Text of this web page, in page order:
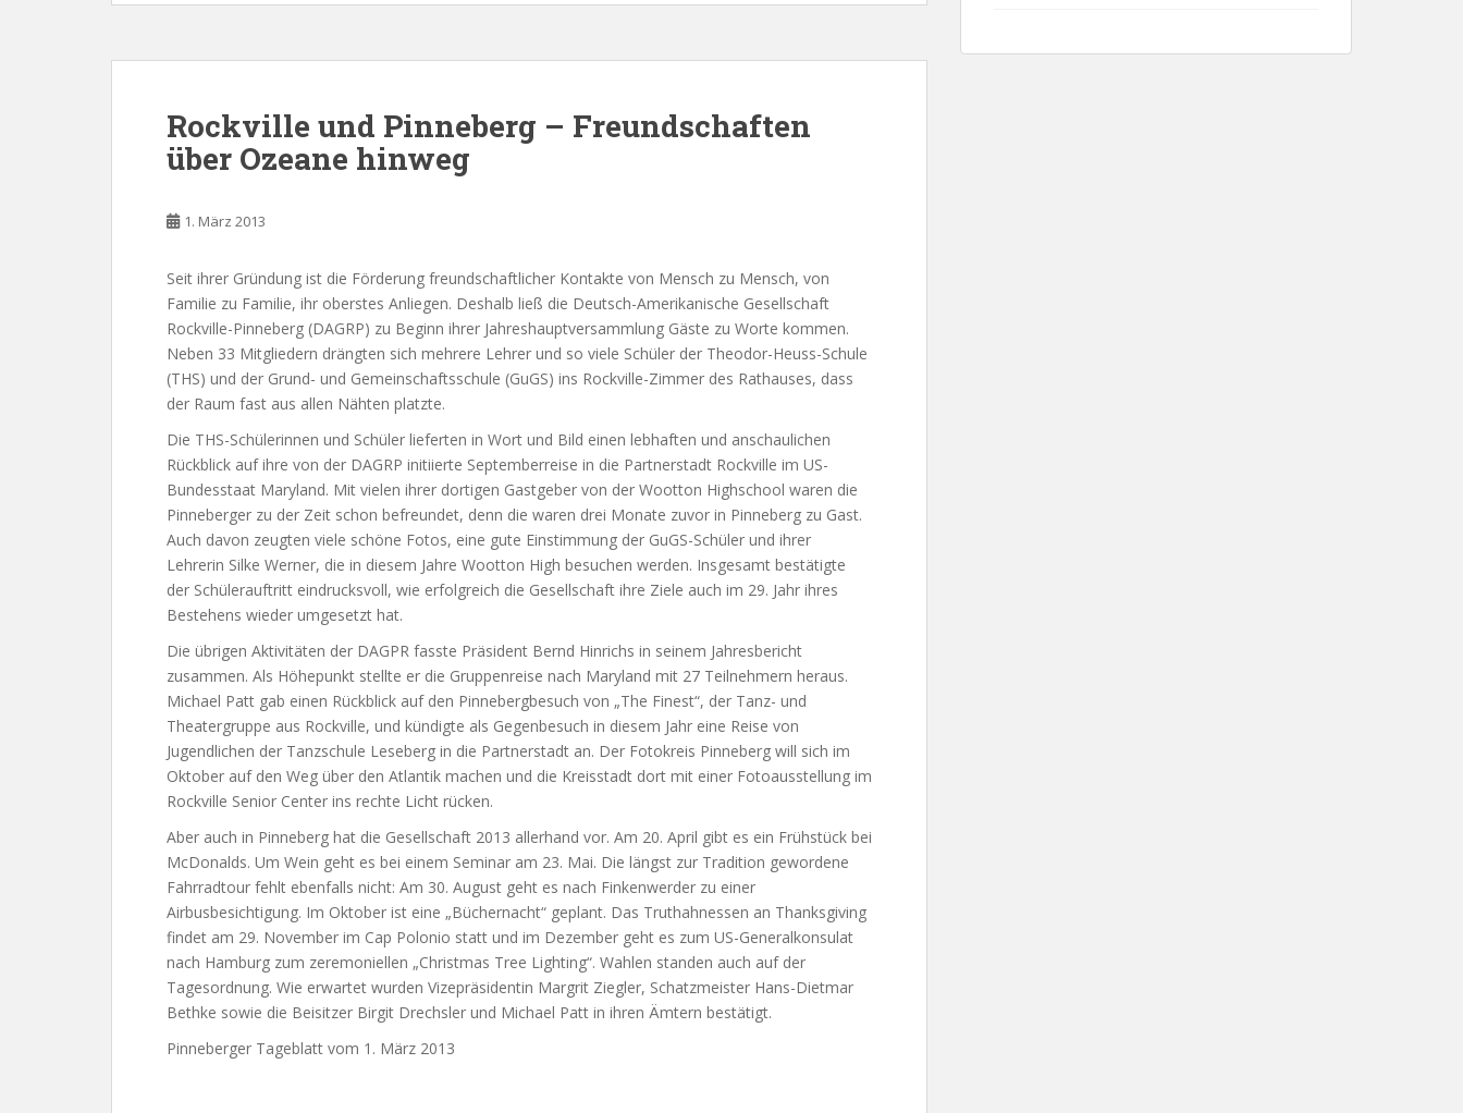
Rockville und Pinneberg – Freundschaften
über Ozeane hinweg
1. März 2013
Seit ihrer Gründung ist die Förderung freundschaftlicher Kontakte von Mensch zu Mensch, von
Familie zu Familie, ihr oberstes Anliegen. Deshalb ließ die Deutsch-Amerikanische Gesellschaft
Rockville-Pinneberg (DAGRP) zu Beginn ihrer Jahreshauptversammlung Gäste zu Worte kommen.
Neben 33 Mitgliedern drängten sich mehrere Lehrer und so viele Schüler der Theodor-Heuss-Schule
(THS) und der Grund- und Gemeinschaftsschule (GuGS) ins Rockville-Zimmer des Rathauses, dass
der Raum fast aus allen Nähten platzte.
Die THS-Schülerinnen und Schüler lieferten in Wort und Bild einen lebhaften und anschaulichen
Rückblick auf ihre von der DAGRP initiierte Septemberreise in die Partnerstadt Rockville im US-
Bundesstaat Maryland. Mit vielen ihrer dortigen Gastgeber von der Wootton Highschool waren die
Pinneberger zu der Zeit schon befreundet, denn die waren drei Monate zuvor in Pinneberg zu Gast.
Auch davon zeugten viele schöne Fotos, eine gute Einstimmung der GuGS-Schüler und ihrer
Lehrerin Silke Werner, die in diesem Jahre Wootton High besuchen werden. Insgesamt bestätigte
der Schülerauftritt eindrucksvoll, wie erfolgreich die Gesellschaft ihre Ziele auch im 29. Jahr ihres
Bestehens wieder umgesetzt hat.
Die übrigen Aktivitäten der DAGPR fasste Präsident Bernd Hinrichs in seinem Jahresbericht
zusammen. Als Höhepunkt stellte er die Gruppenreise nach Maryland mit 27 Teilnehmern heraus.
Michael Patt gab einen Rückblick auf den Pinnebergbesuch von „The Finest“, der Tanz- und
Theatergruppe aus Rockville, und kündigte als Gegenbesuch in diesem Jahr eine Reise von
Jugendlichen der Tanzschule Leseberg in die Partnerstadt an. Der Fotokreis Pinneberg will sich im
Oktober auf den Weg über den Atlantik machen und die Kreisstadt dort mit einer Fotoausstellung im
Rockville Senior Center ins rechte Licht rücken.
Aber auch in Pinneberg hat die Gesellschaft 2013 allerhand vor. Am 20. April gibt es ein Frühstück bei
McDonalds. Um Wein geht es bei einem Seminar am 23. Mai. Die längst zur Tradition gewordene
Fahrradtour fehlt ebenfalls nicht: Am 30. August geht es nach Finkenwerder zu einer
Airbusbesichtigung. Im Oktober ist eine „Büchernacht“ geplant. Das Truthahnessen an Thanksgiving
findet am 29. November im Cap Polonio statt und im Dezember geht es zum US-Generalkonsulat
nach Hamburg zum zeremoniellen „Christmas Tree Lighting“. Wahlen standen auch auf der
Tagesordnung. Wie erwartet wurden Vizepräsidentin Margrit Ziegler, Schatzmeister Hans-Dietmar
Bethke sowie die Beisitzer Birgit Drechsler und Michael Patt in ihren Ämtern bestätigt.
Pinneberger Tageblatt vom 1. März 2013